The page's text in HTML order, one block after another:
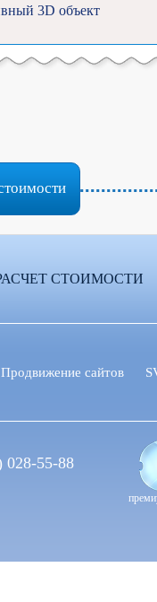
3D объект
СТОИМОСТИ
Продвижение сайтов
028-55-88